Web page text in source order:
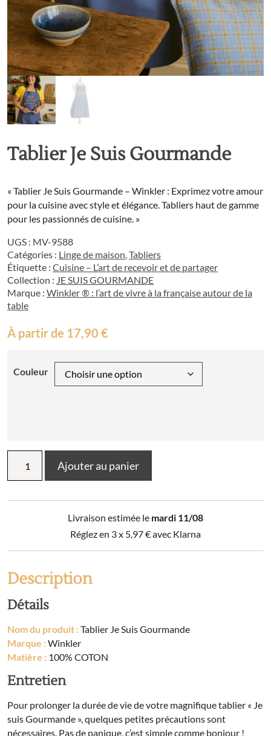
Tablier Je Suis Gourmande
« Tablier Je Suis Gourmande – Winkler : Exprimez votre amour
pour la cuisine avec style et élégance. Tabliers haut de gamme
pour les passionnés de cuisine. »
UGS : MV-9588
Catégories : Linge de maison,Tabliers
Étiquette : Cuisine – L’art de recevoir et de partager
Collection : JE SUIS GOURMANDE
Marque : Winkler ® : l’art de vivre à la française autour de la
table
À partir de 17,90 €
Couleur
Tablier
Ajouter au panier
Livraison estimée le mardi 11/08
Réglez en 3 x 5,97€avec Klarna
Description
Détails
Nom du produit :Tablier Je Suis Gourmande
Marque :Winkler
Matière : 100% COTON
Entretien
Pour prolonger la durée de vie de votre magnifique tablier « Je
suis Gourmande », quelques petites précautions sont
nécessaires. Pas de panique, c’est simple comme bonjour !